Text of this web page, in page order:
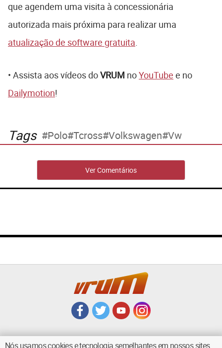
que agendem uma visita à concessionária
autorizada mais próxima para realizar uma
atualização de software gratuita.
• Assista aos vídeos doVRUM noYouTube e no
Dailymotion!
Tags Polo Tcross Volkswagen Vw
Ver Comentários
Nós usamos cookies e tecnologia semelhantes em nossos sites.